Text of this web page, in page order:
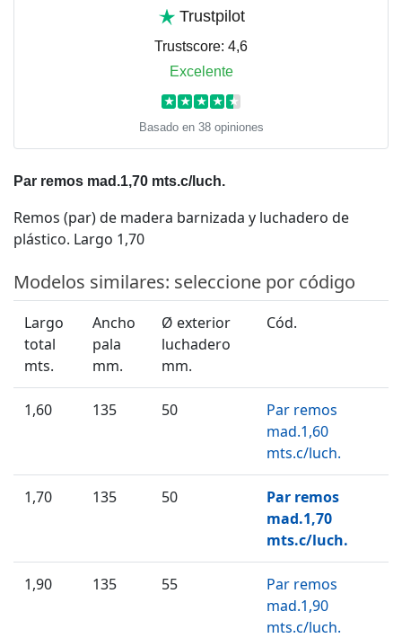
Trustpilot
Trustscore: 4,6
Excelente
★ ★ ★ ★ ★
Basado en 38 opiniones
Par remos mad.1,70 mts.c/luch.
Remos (par) de madera barnizada y luchadero de
plástico. Largo 1,70
Modelos similares: seleccione por código
Largo
total
mts.
Ancho
pala
mm.
Ø exterior
luchadero
mm.
Cód.
1,60 135 50
Par remos
mad.1,60
mts.c/luch.
1,70 135 50
Par remos
mad.1,70
mts.c/luch.
1,90 135 55
Par remos
mad.1,90
mts.c/luch.